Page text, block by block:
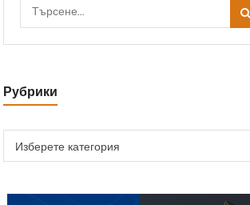
Рубрики
Изберете категория